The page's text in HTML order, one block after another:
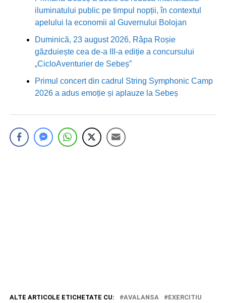
iluminatului public pe timpul nopții, în contextul
apelului la economii al Guvernului Bolojan
Duminică, 23 august 2026, Râpa Roșie
găzduiește cea de-a III-a ediție a concursului
„CicloAventurier de Sebeș”
Primul concert din cadrul String Symphonic Camp
2026 a adus emoție și aplauze la Sebeș
ALTE ARTICOLE ETICHETATE CU: AVALANSA
EXERCITIU